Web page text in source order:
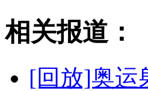
相关报道：
[回放]奥运